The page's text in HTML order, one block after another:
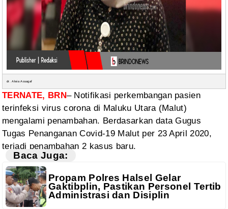
dr. Alwia Assagaf
TERNATE, BRN–Notifikasi perkembangan pasien
terinfeksi virus corona di Maluku Utara (Malut)
mengalami penambahan. Berdasarkan data Gugus
Tugas Penanganan Covid-19 Malutper 23 April 2020,
terjadi penambahan 2 kasus baru.
Baca Juga:
Propam Polres Halsel Gelar
Gaktibplin, Pastikan Personel Tertib
Administrasi dan Disiplin